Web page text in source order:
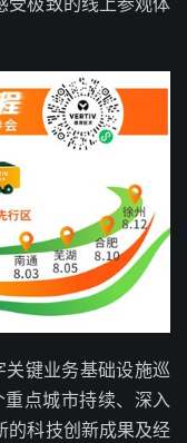
键业务基础设施巡
点城市持续、深入
的科技创新成果及经